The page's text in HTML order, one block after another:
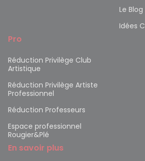
Le
Idées
Pro
Réduction Privilège Club
Artistique
Réduction Privilège Artiste
Professionnel
Réduction Professeurs
Espace professionnel
Rougier&Plé
En savoir plus